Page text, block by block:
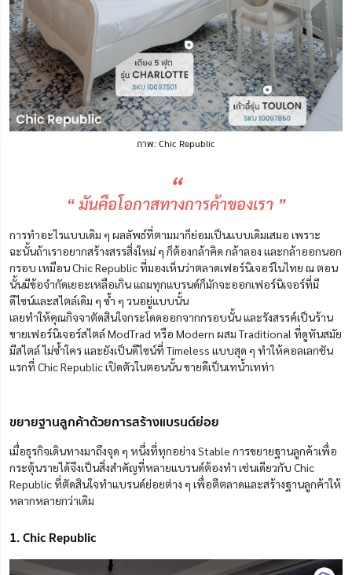
ภาพ: Chic Republic
“
“ มันคือโอกาสทางการค้าของเรา ”
การทำอะไรแบบเดิม ๆ ผลลัพธ์ที่ตามมาก็ย่อมเป็นแบบเดิมเสมอ เพราะ
ฉะนั้นถ้าเราอยากสร้างสรรสิ่งใหม่ ๆ ก็ต้องกล้าคิด กล้าลอง และกล้าออกนอก
กรอบ เหมือน Chic Republic ที่มองเห็นว่าตลาดเฟอร์นิเจอร์ในไทย ณ ตอน
นั้นมีข้อจำกัดเยอะเหลือเกิน แถมทุกแบรนด์ก็มักจะออกเฟอร์นิเจอร์ที่มี
ดีไซน์และสไตล์เดิม ๆ ซ้ำ ๆ วนอยู่แบบนั้น
เลยทำให้คุณกิจจาตัดสินใจกระโดดออกจากกรอบนั้น และรังสรรค์เป็นร้าน
ขายเฟอร์นิเจอร์สไตล์ ModTrad หรือ Modern ผสม Traditional ที่ดูทันสมัย
มีสไตล์ ไม่ซ้ำใคร และยังเป็นดีไซน์ที่ Timeless แบบสุด ๆ ทำให้คอลเลกชัน
แรกที่ Chic Republic เปิดตัวในตอนนั้น ขายดีเป็นเทน้ำเทท่า
ขยายฐานลูกค้าด้วยการสร้างแบรนด์ย่อย
เมื่อธุรกิจเดินทางมาถึงจุด ๆ หนึ่งที่ทุกอย่าง Stable การขยายฐานลูกค้าเพื่อ
กระตุ้นรายได้จึงเป็นสิ่งสำคัญที่หลายแบรนด์ต้องทำ เช่นเดียวกับ Chic
Republic ที่ตัดสินใจทำแบรนด์ย่อยต่าง ๆ เพื่อตีตลาดและสร้างฐานลูกค้าให้
หลากหลายกว่าเดิม
1. Chic Republic